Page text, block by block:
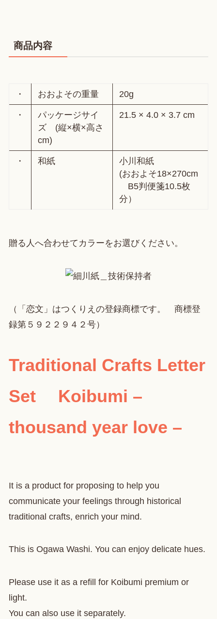
商品内容
・ おおよその重量 20g
・
パッケージサイ
ズ (縦×横×高さ
cm)
21.5 × 4.0 × 3.7 cm
・ 和紙
小川和紙
(おおよそ18×270cm
B5判便箋10.5枚
分）
贈る人へ合わせてカラーをお選びください。
（「恋文」はつくりえの登録商標です。 商標登
録第５９２２９４２号）
Traditional Crafts Letter
Set Koibumi –
thousand year love –
It is a product for proposing to help you
communicate your feelings through historical
traditional crafts, enrich your mind.
This is Ogawa Washi. You can enjoy delicate hues.
Please use it as a refill for Koibumi premium or
light.
You can also use it separately.